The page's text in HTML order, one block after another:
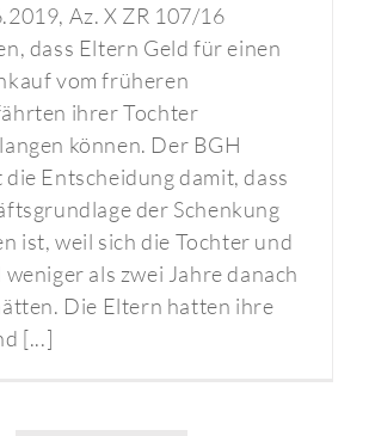
Az. X ZR 107/16
dass Eltern Geld für einen
vom früheren
ihrer Tochter
können. Der BGH
Entscheidung damit, dass
der Schenkung
ist, weil sich die Tochter und
als zwei Jahre danach
Die Eltern hatten ihre
[...]